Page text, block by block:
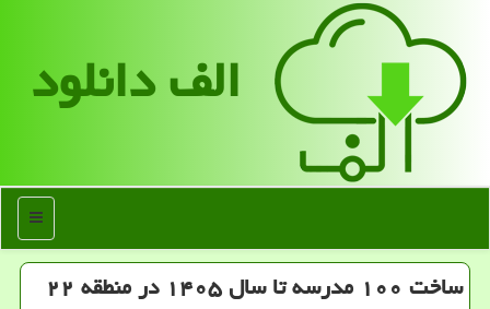
الف دانلود
منو
ساخت ۱۰۰ مدرسه تا سال ۱۴۰۵ در منطقه ۲۲